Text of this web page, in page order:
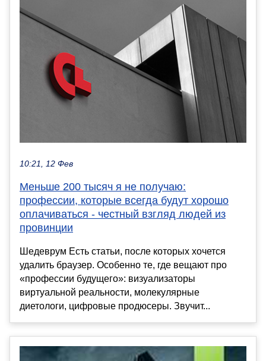
10:21, 12 Фев
Меньше 200 тысяч я не получаю:
профессии, которые всегда будут хорошо
оплачиваться - честный взгляд людей из
провинции
Шедеврум Есть статьи, после которых хочется
удалить браузер. Особенно те, где вещают про
«профессии будущего»: визуализаторы
виртуальной реальности, молекулярные
диетологи, цифровые продюсеры. Звучит...